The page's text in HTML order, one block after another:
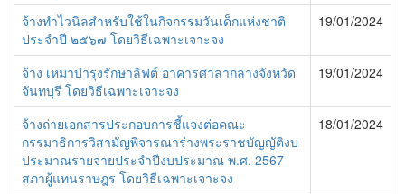
จ้างทำไวนิลสำหรับใช้ในกิจกรรมวันเด็กแห่งชาติ
ประจำปี ๒๕๖๗ โดยวิธีเฉพาะเจาะจง
19/01/2024
จ้าง เหมาบำรุงรักษาลิฟต์ อาคารศาลากลางจังหวัด
จันทบุรี โดยวิธีเฉพาะเจาะจง
19/01/2024
จ้างถ่ายเอกสารประกอบการชี้แจงต่อคณะ
กรรมาธิการวิสามัญพิจารณาร่างพระราชบัญญัติงบ
ประมาณรายจ่ายประจำปีงบประมาณ พ.ศ. 2567
สภาผู้แทนราษฎร โดยวิธีเฉพาะเจาะจง
18/01/2024